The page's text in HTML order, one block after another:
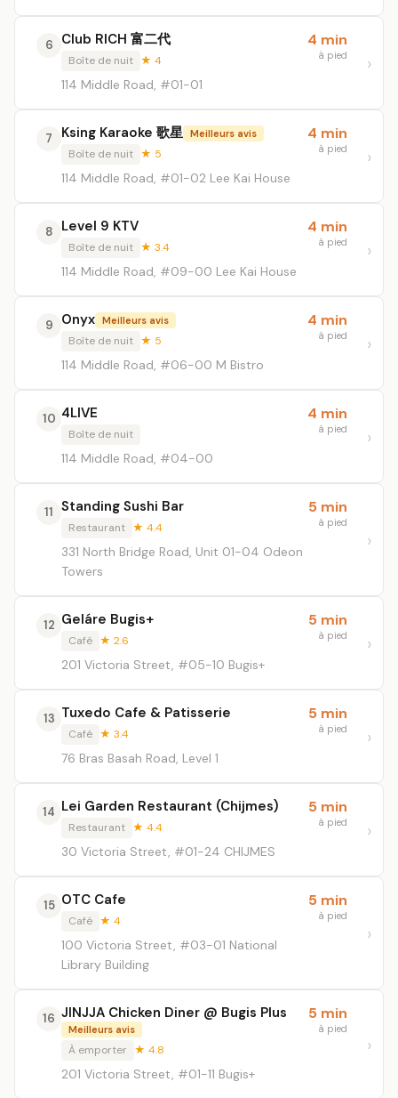
6 Club RICH 富二代
Boîte de nuit ★ 4
114 Middle Road, #01-01
4 min
à pied
7 Ksing Karaoke 歌星 Meilleurs avis
Boîte de nuit ★ 5
114 Middle Road, #01-02 Lee Kai House
4 min
à pied
8 Level 9 KTV
Boîte de nuit ★ 3.4
114 Middle Road, #09-00 Lee Kai House
4 min
à pied
9 Onyx Meilleurs avis
Boîte de nuit ★ 5
114 Middle Road, #06-00 M Bistro
4 min
à pied
10 4LIVE
Boîte de nuit
114 Middle Road, #04-00
4 min
à pied
11 Standing Sushi Bar
Restaurant ★ 4.4
331 North Bridge Road, Unit 01-04 Odeon
Towers
5 min
à pied
12 Geláre Bugis+
Café ★ 2.6
201 Victoria Street, #05-10 Bugis+
5 min
à pied
13 Tuxedo Cafe & Patisserie
Café ★ 3.4
76 Bras Basah Road, Level 1
5 min
à pied
14 Lei Garden Restaurant (Chijmes)
Restaurant ★ 4.4
30 Victoria Street, #01-24 CHIJMES
5 min
à pied
15 OTC Cafe
Café ★ 4
100 Victoria Street, #03-01 National
Library Building
5 min
à pied
16 JINJJA Chicken Diner @ Bugis Plus
Meilleurs avis
À emporter ★ 4.8
201 Victoria Street, #01-11 Bugis+
5 min
à pied